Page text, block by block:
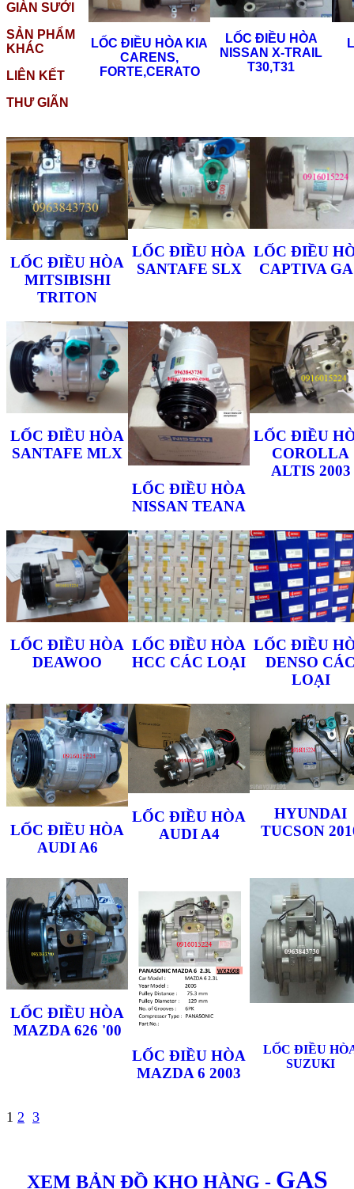
GIÀN SƯỞI
SẢN PHẨM
KHÁC
LIÊN KẾT
THƯ GIÃN
LỐC ĐIỀU HÒA KIA
CARENS,
FORTE,CERATO
LỐC ĐIỀU HÒA
NISSAN X-TRAIL
T30,T31
LỐC ĐIỀU HÒA
MITSIBISHI
TRITON
LỐC ĐIỀU HÒA
SANTAFE SLX
LỐC ĐIỀU
CAPTIVA
LỐC ĐIỀU HÒA
SANTAFE MLX
LỐC ĐIỀU HÒA
NISSAN TEANA
LỐC ĐIỀU
COROLLA
ALTIS 2003
LỐC ĐIỀU HÒA
DEAWOO
LỐC ĐIỀU HÒA
HCC CÁC LOẠI
LỐC ĐIỀU
DENSO
LOẠI
LỐC ĐIỀU HÒA
AUDI A6
LỐC ĐIỀU HÒA
AUDI A4
HYUNDAI
TUCSON
LỐC ĐIỀU HÒA
MAZDA 626 '00
LỐC ĐIỀU HÒA
MAZDA 6 2003
LỐC ĐIỀU
SUZUKI
1 2 3
XEM BẢN ĐỒ KHO HÀNG - GAS